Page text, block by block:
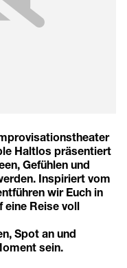
Haltlos präsentiert
Gefühlen und
Inspiriert vom
wir Euch in
eine Reise voll
Spot an und
sein.